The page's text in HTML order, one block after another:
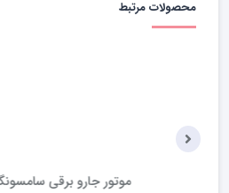
محصولات مرتبط
موتور جارو برقی سامسونگ 1800 وات لبه دار